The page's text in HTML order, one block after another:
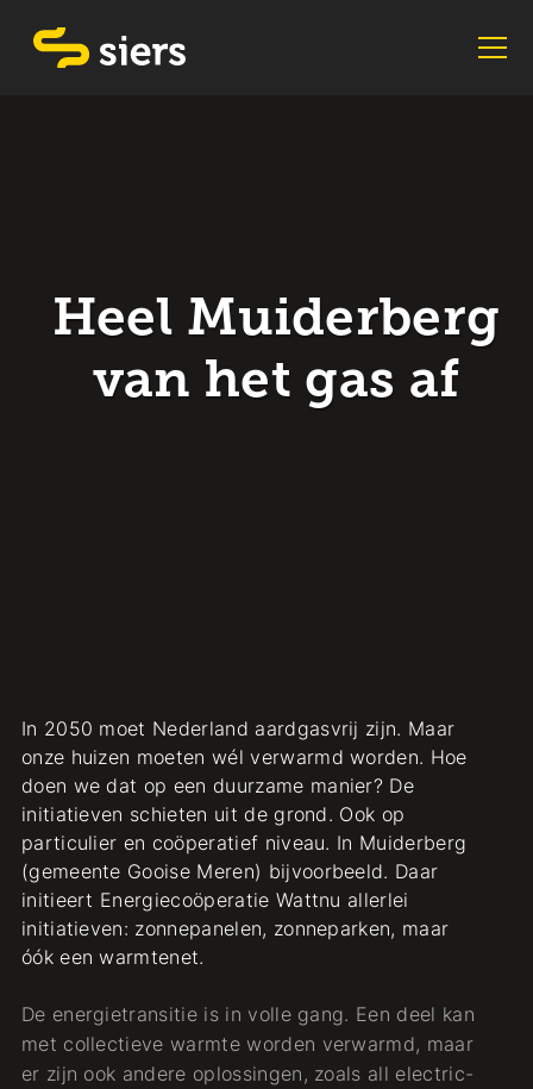
Heel Muiderberg
van het gas af
In 2050 moet Nederland aardgasvrij zijn. Maar
onze huizen moeten wél verwarmd worden. Hoe
doen we dat op een duurzame manier? De
initiatieven schieten uit de grond. Ook op
particulier en coöperatief niveau. In Muiderberg
(gemeente Gooise Meren) bijvoorbeeld. Daar
initieert Energiecoöperatie Wattnu allerlei
initiatieven: zonnepanelen, zonneparken, maar
óók een warmtenet.
De energietransitie is in volle gang. Een deel kan
met collectieve warmte worden verwarmd, maar
er zijn ook andere oplossingen, zoals all electric-